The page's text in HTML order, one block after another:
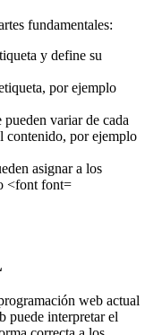
fundamentales:
y define su
por ejemplo
pueden variar de cada
contenido, por ejemplo
asignar a los
<font font=
web actual
puede interpretar el